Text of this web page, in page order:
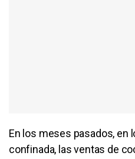
En los meses pasados, en
confinada, las ventas de